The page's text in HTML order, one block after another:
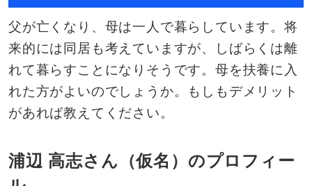
父が亡くなり、母は一人で暮らしています。将
来的には同居も考えていますが、しばらくは離
れて暮らすことになりそうです。母を扶養に入
れた方がよいのでしょうか。もしもデメリット
があれば教えてください。
浦辺 高志さん（仮名）のプロフィー